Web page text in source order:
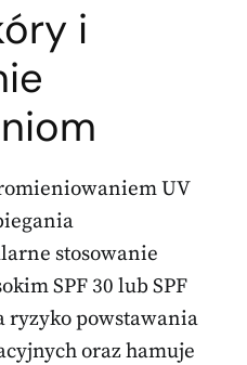
i
UV
stosowanie
SPF 30 lub SPF
ryzyko powstawania
oraz hamuje